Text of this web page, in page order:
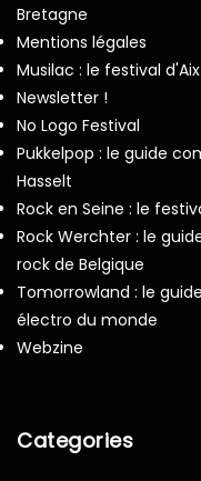
Bretagne
Mentions légales
Musilac : le festival
Newsletter !
No Logo Festival
Pukkelpop : le guide
Hasselt
Rock en Seine : le
Rock Werchter : le
rock de Belgique
Tomorrowland : le
électro du monde
Webzine
Categories